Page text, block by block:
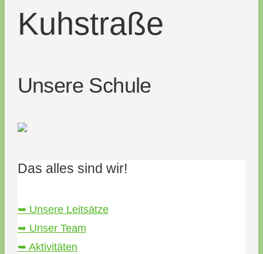
Kuh­straße
Unsere Schule
Das alles sind wir!
➥ Unsere Leitsätze
➥ Unser Team
➥ Aktivitäten